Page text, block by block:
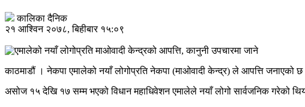
कालिका दैनिक
२१ आश्विन २०७८, बिहीबार १५:०९
काठमाडौं । नेकपा एमालेको नयाँ लोगोप्रति नेकपा (माओवादी केन्द्र) ले आपत्ति जनाएको
असोज १५ देखि १७ सम्म भएको विधान महाधिवेशन एमालेले नयाँ लोगो सार्वजनिक गरेको